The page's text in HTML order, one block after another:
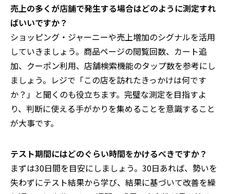
売上の多くが店舗で発生する場合はどのように測定すれ
ばいいですか？
ショッピング・ジャーニーや売上増加のシグナルを活用
していきましょう。商品ページの閲覧回数、カート追
加、クーポン利用、店舗検索機能のタップ数を参考にし
ましょう。レジで「この店を訪れたきっかけは何です
か？」と聞くのも役立ちます。完璧な測定を目指すよ
り、判断に使える手がかりを集めることを意識すること
が大事です。
テスト期間にはどのぐらい時間をかけるべきですか？
まずは30日間を目安にしましょう。 30日あれば、勢いを
失わずにテスト結果から学び、結果に基づいて改善を繰